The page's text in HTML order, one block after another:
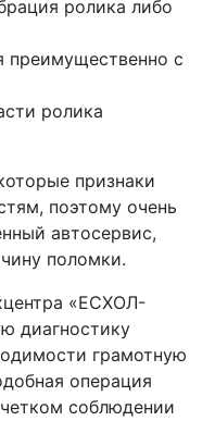
ролика либо
преимущественно с
ролика
признаки
поэтому очень
автосервис,
поломки.
«ЕСХОЛ-
диагностику
грамотную
операция
соблюдении